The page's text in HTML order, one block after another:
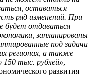
оставаться
ряд изменений. При
будет отдаваться
запланированы
под задачи
регионах, а также
150 тыс. рублей», —
развития